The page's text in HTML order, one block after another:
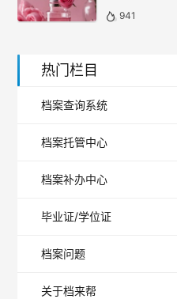
941
热门栏目
档案查询系统
档案托管中心
档案补办中心
毕业证/学位证
档案问题
关于档来帮